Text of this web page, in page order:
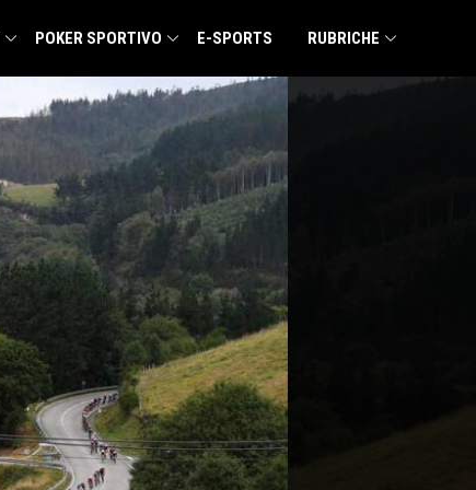
POKER SPORTIVO E-SPORTS RUBRICHE